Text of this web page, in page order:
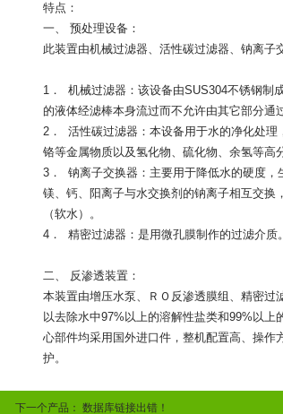
特点：
一、 预处理设备：
此装置由机械过滤器、活性碳过滤器、钠离子
1． 机械过滤器：该设备由SUS304不锈钢制
的液体经滤棒本身流过而不允许由其它部分通
2． 活性碳过滤器：本设备用于水的净化处理
铬等金属物质以及氢化物、硫化物、余氢等高
3． 钠离子交换器：主要用于降低水的硬度，
镁、钙、阳离子与水交换剂的钠离子相互交
（软水）。
4． 精密过滤器：是用微孔膜制作的过滤介质。
二、 反渗透装置：
本装置由增压水泵、ＲＯ反渗透膜组、精密
以去除水中97%以上的溶解性盐类和99%以
心部件均采用国外进口件，整机配置高、操
护。
下一个产品： 数据库链接出错！